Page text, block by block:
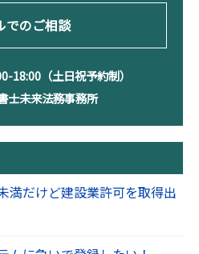
でのご相談
18:00（土日祝予約制）
士未来法務事務所
満だけど建設業許可を取得出